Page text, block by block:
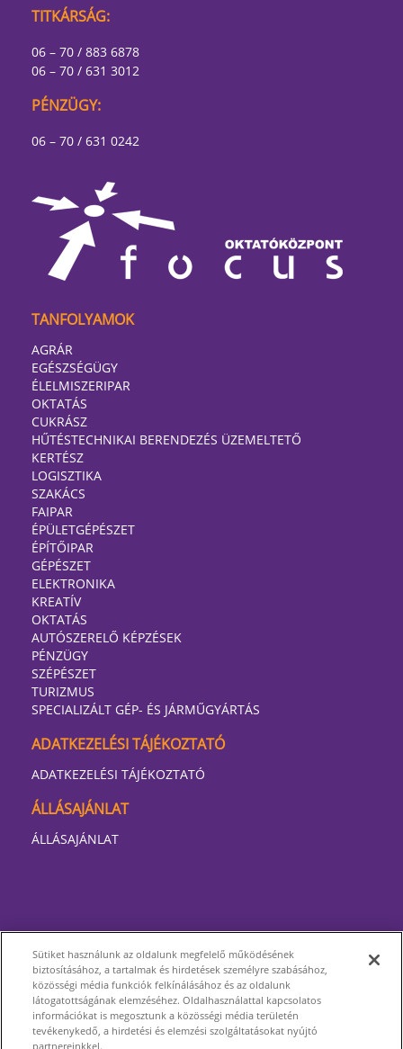
TITKÁRSÁG:
06 – 70 / 883 6878
06 – 70 / 631 3012
PÉNZÜGY:
06 – 70 / 631 0242
TANFOLYAMOK
AGRÁR
EGÉSZSÉGÜGY
ÉLELMISZERIPAR
OKTATÁS
CUKRÁSZ
HŰTÉSTECHNIKAI BERENDEZÉS ÜZEMELTETŐ
KERTÉSZ
LOGISZTIKA
SZAKÁCS
FAIPAR
ÉPÜLETGÉPÉSZET
ÉPÍTŐIPAR
GÉPÉSZET
ELEKTRONIKA
KREATÍV
OKTATÁS
AUTÓSZERELŐ KÉPZÉSEK
PÉNZÜGY
SZÉPÉSZET
TURIZMUS
SPECIALIZÁLT GÉP- ÉS JÁRMŰGYÁRTÁS
ADATKEZELÉSI TÁJÉKOZTATÓ
ADATKEZELÉSI TÁJÉKOZTATÓ
ÁLLÁSAJÁNLAT
ÁLLÁSAJÁNLAT
Sütiket használunk az oldalunk megfelelő működésének
biztosításához, a tartalmak és hirdetések személyre szabásához,
közösségi média funkciók felkínálásához és az oldalunk
látogatottságának elemzéséhez. Oldalhasználattal kapcsolatos
információkat is megosztunk a közösségi média területén
tevékenykedő, a hirdetési és elemzési szolgáltatásokat nyújtó
partnereinkkel.